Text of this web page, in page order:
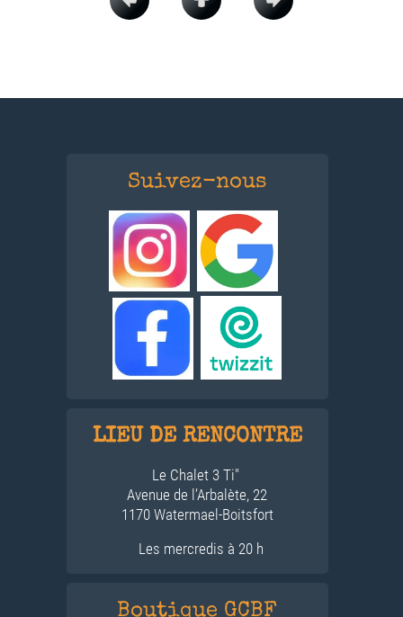
Suivez-nous
LIEU DE RENCONTRE
Le Chalet 3 Ti"
Avenue de l’Arbalète, 22
1170 Watermael-Boitsfort
Les mercredis à 20 h
Boutique GCBF